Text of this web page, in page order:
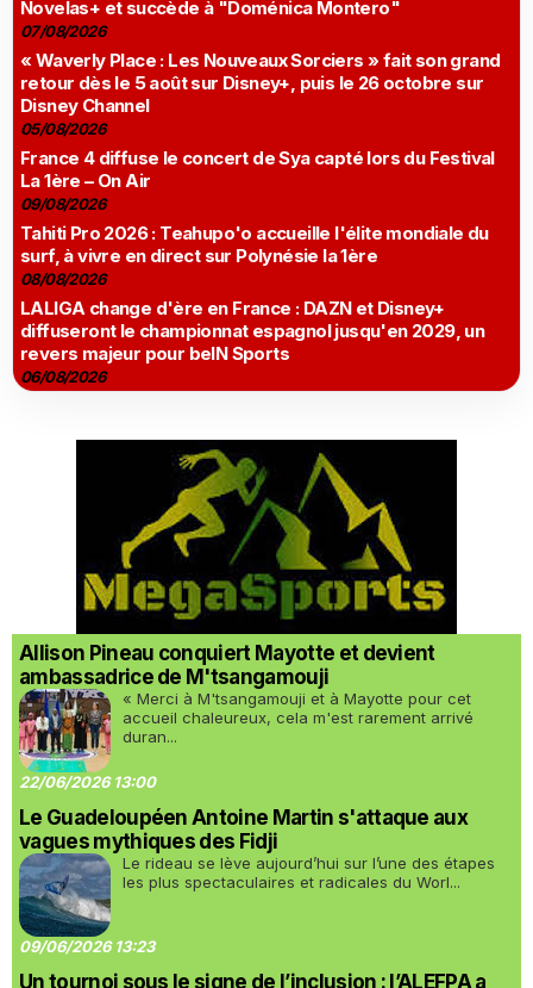
Novelas+ et succède à "Doménica Montero"
07/08/2026
« Waverly Place : Les Nouveaux Sorciers » fait son grand
retour dès le 5 août sur Disney+, puis le 26 octobre sur
Disney Channel
05/08/2026
France 4 diffuse le concert de Sya capté lors du Festival
La 1ère – On Air
09/08/2026
Tahiti Pro 2026 : Teahupo'o accueille l'élite mondiale du
surf, à vivre en direct sur Polynésie la 1ère
08/08/2026
LALIGA change d'ère en France : DAZN et Disney+
diffuseront le championnat espagnol jusqu'en 2029, un
revers majeur pour beIN Sports
06/08/2026
Allison Pineau conquiert Mayotte et devient
ambassadrice de M'tsangamouji
« Merci à M'tsangamouji et à Mayotte pour cet
accueil chaleureux, cela m'est rarement arrivé
duran...
22/06/2026 13:00
Le Guadeloupéen Antoine Martin s'attaque aux
vagues mythiques des Fidji
Le rideau se lève aujourd’hui sur l’une des étapes
les plus spectaculaires et radicales du Worl...
09/06/2026 13:23
Un tournoi sous le signe de l’inclusion : l’ALEFPA a